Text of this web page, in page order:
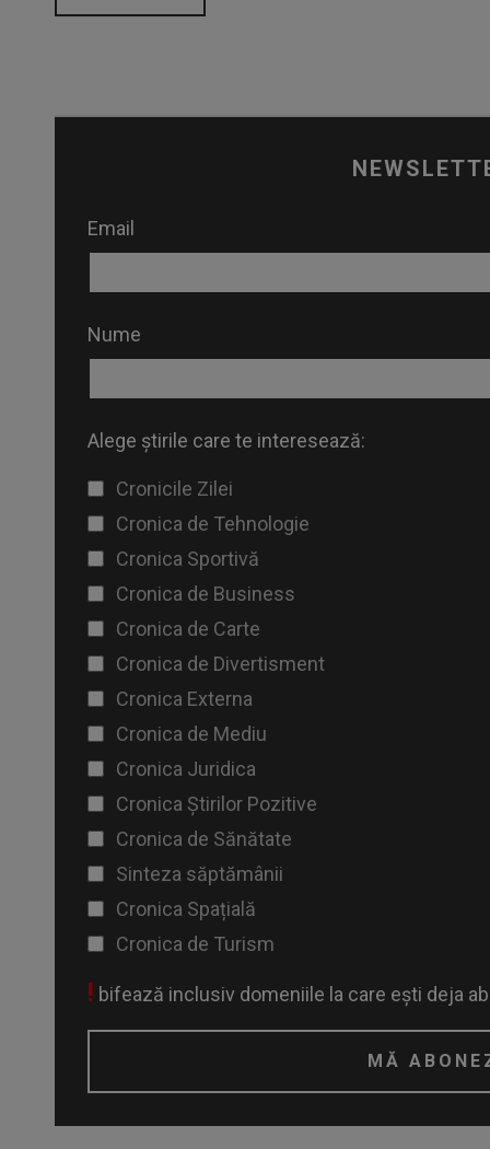
Email
Nume
Alege știrile care te interesează:
Cronicile Zilei
Cronica de Tehnologie
Cronica Sportivă
Cronica de Business
Cronica de Carte
Cronica de Divertisment
Cronica Externa
Cronica de Mediu
Cronica Juridica
Cronica Știrilor Pozitive
Cronica de Sănătate
Sinteza săptămânii
Cronica Spațială
Cronica de Turism
! bifează inclusiv domeniile la care ești deja